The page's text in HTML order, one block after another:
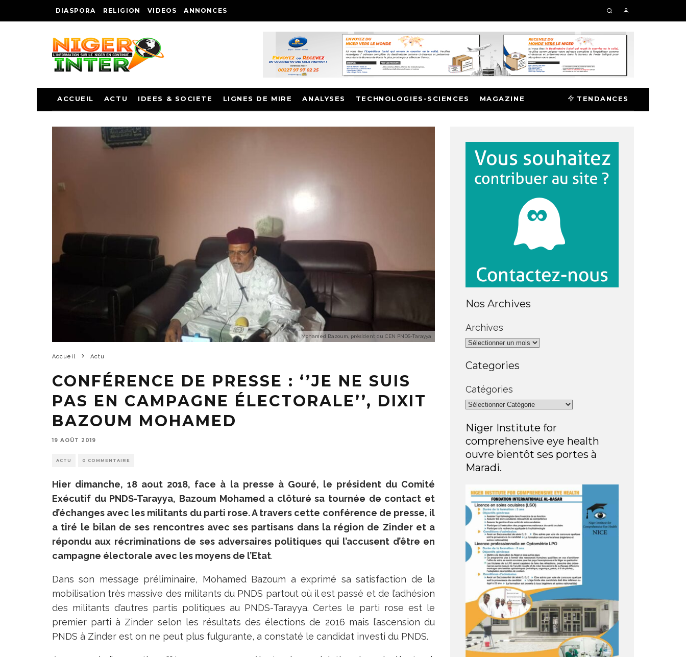
DIASPORA RELIGION VIDEOS ANNONCES
ACCUEIL ACTU IDEES & SOCIETE LIGNES DE MIRE ANALYSES TECHNOLOGIES-SCIENCES MAGAZINE TENDANCES
Mohamed Bazoum, président du CEN PNDS-Tarayya
Accueil Actu
CONFÉRENCE DE PRESSE : ‘’JE NE SUIS
PAS EN CAMPAGNE ÉLECTORALE’’, DIXIT
BAZOUM MOHAMED
19 AOÛT 2019
ACTU 0 COMMENTAIRE
Hier dimanche, 18 aout 2018, face à la presse à Gouré, le président du Comité
Exécutif du PNDS-Tarayya, Bazoum Mohamed a clôturé sa tournée de contact et
d’échanges avec les militants du parti rose. A travers cette conférence de presse, il
a tiré le bilan de ses rencontres avec ses partisans dans la région de Zinder et a
répondu aux récriminations de ses adversaires politiques qui l’accusent d’être en
campagne électorale avec les moyens de l’Etat.
Dans son message préliminaire, Mohamed Bazoum a exprimé sa satisfaction de la
mobilisation très massive des militants du PNDS partout où il est passé et de l’adhésion
des militants d’autres partis politiques au PNDS-Tarayya. Certes le parti rose est le
premier parti à Zinder selon les résultats des élections de 2016 mais l’ascension du
PNDS à Zinder est on ne peut plus fulgurante, a constaté le candidat investi du PNDS.
Nos Archives
Archives
Categories
Catégories
Niger Institute for
comprehensive eye health
ouvre bientôt ses portes à
Maradi.